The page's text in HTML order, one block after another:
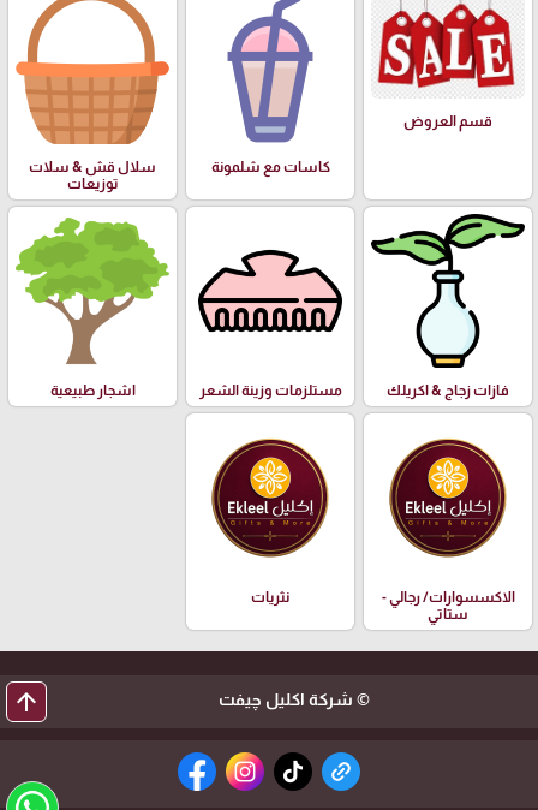
قسم العروض
كاسات مع شلمونة
سلال قش & سلات
توزيعات
فازات زجاج & اكريلك مستلزمات وزينة الشعر اشجار طبيعية
الاكسسوارات/ رجالي -
ستاتي
نثريات
© شركة اكليل چيفت arrow_upward